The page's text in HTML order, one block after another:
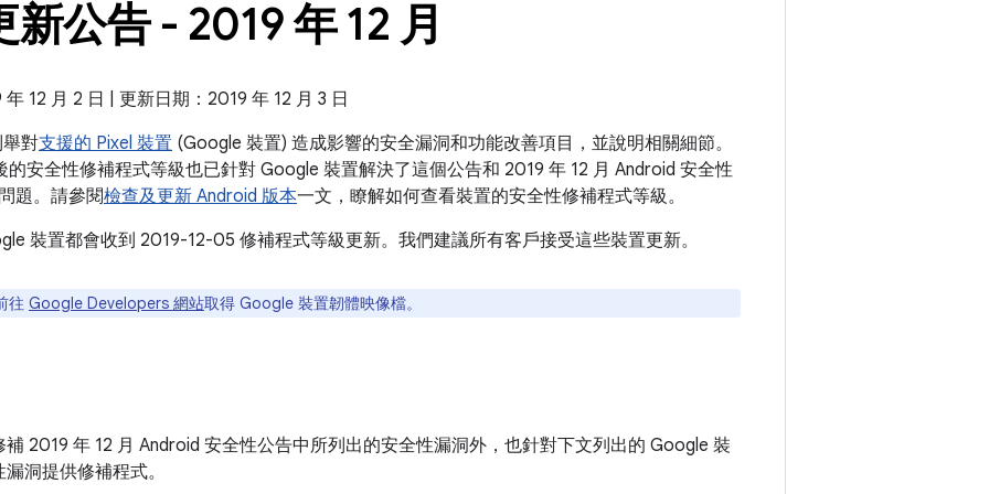
新公告 - 2019 年 12 月
12 月 2 日 | 更新日期：2019 年 12 月 3 日
對支援的 Pixel 裝置 (Google 裝置) 造成影響的安全漏洞和功能改善項目，並說明相關細節。
安全性修補程式等級也已針對 Google 裝置解決了這個公告和 2019 年 12 月 Android 安全性
題。請參閱檢查及更新 Android 版本一文，瞭解如何查看裝置的安全性修補程式等級。
裝置都會收到 2019-12-05 修補程式等級更新。我們建議所有客戶接受這些裝置更新。
往 Google Developers 網站取得 Google 裝置韌體映像檔。
補 2019 年 12 月 Android 安全性公告中所列出的安全性漏洞外，也針對下文列出的 Google 裝
洞提供修補程式。